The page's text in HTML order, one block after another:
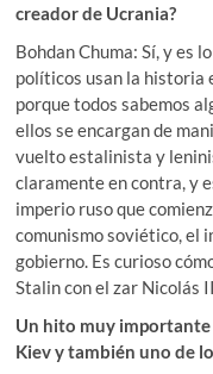
creador de Ucrania?
Bohdan Chuma: Sí, y es
políticos usan la historia
porque todos sabemos
ellos se encargan de
vuelto estalinista y
claramente en contra, y
imperio ruso que
comunismo soviético, el
gobierno. Es curioso
Stalin con el zar Nicolás
Un hito muy importante
Kiev y también uno de